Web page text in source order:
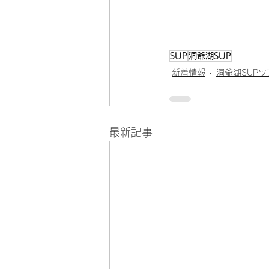
SUP洞爺湖SUP
新着情報
洞爺湖SUPツ
最新記事